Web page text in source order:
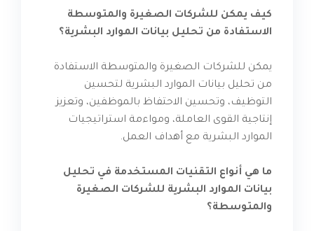
كيف يمكن للشركات الصغيرة والمتوسطة
الاستفادة من تحليل بيانات الموارد البشرية؟
يمكن للشركات الصغيرة والمتوسطة الاستفادة
من تحليل بيانات الموارد البشرية لتحسين
التوظيف، وتحسين الاحتفاظ بالموظفين، وتعزيز
إنتاجية القوى العاملة، ومواءمة استراتيجيات
الموارد البشرية مع أهداف العمل.
ما هي أنواع التقنيات المستخدمة في تحليل
بيانات الموارد البشرية للشركات الصغيرة
والمتوسطة؟